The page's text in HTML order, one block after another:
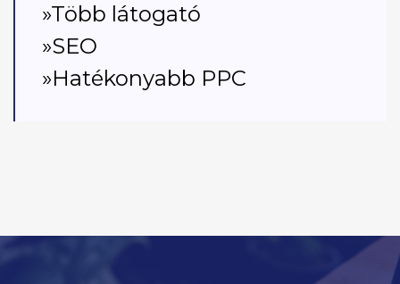
»Több látogató
»SEO
»Hatékonyabb PPC